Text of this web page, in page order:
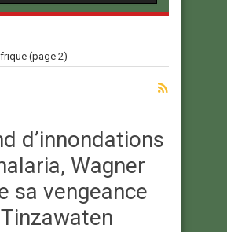
(page 2)
d’innondations
Wagner
sa vengeance